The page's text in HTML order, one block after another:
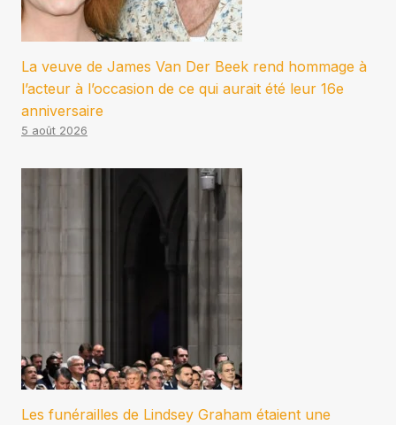
La veuve de James Van Der Beek rend hommage à
l’acteur à l’occasion de ce qui aurait été leur 16e
anniversaire
5 août 2026
Les funérailles de Lindsey Graham étaient une